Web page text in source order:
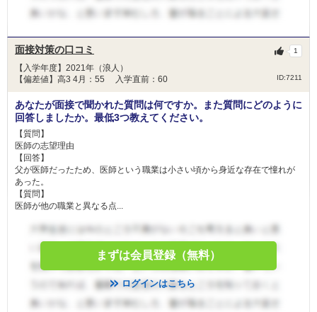
面接対策の口コミ
【入学年度】2021年（浪人）
【偏差値】高3 4月：55 入学直前：60
ID:7211
1
あなたが面接で聞かれた質問は何ですか。また質問にどのように
回答しましたか。最低3つ教えてください。
【質問】
医師の志望理由
【回答】
父が医師だったため、医師という職業は小さい頃から身近な存在で憧れが
あった。
【質問】
医師が他の職業と異なる点...
まずは会員登録（無料）
ログインはこちら